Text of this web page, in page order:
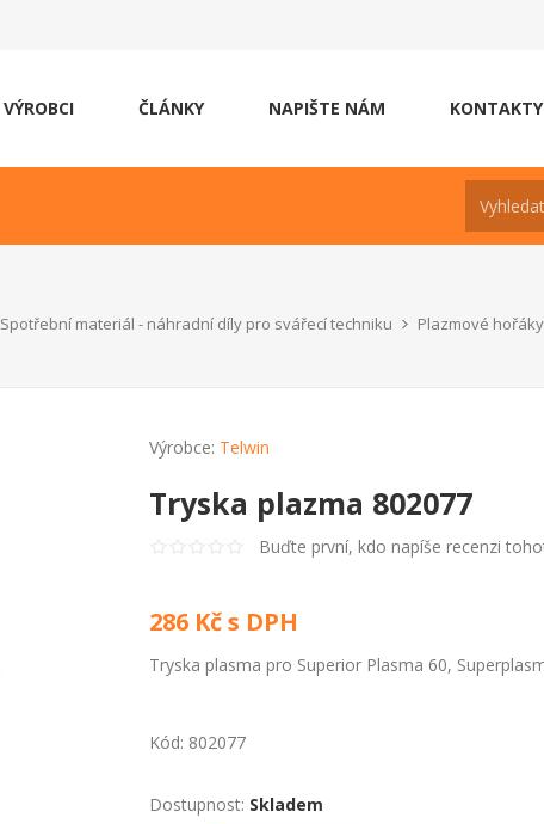
VÝROBCI ČLÁNKY NAPIŠTE NÁM KONTAKTY
Spotřební materiál - náhradní díly pro svářecí techniku
Plazmové
Výrobce: Telwin
Tryska plazma 802077
Buďte první, kdo napíše recenzi
286 Kč s DPH
Tryska plasma pro Superior Plasma 60,
Kód: 802077
Dostupnost: Skladem